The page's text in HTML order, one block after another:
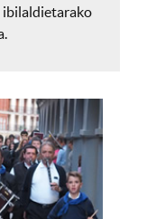
ibilaldietarako